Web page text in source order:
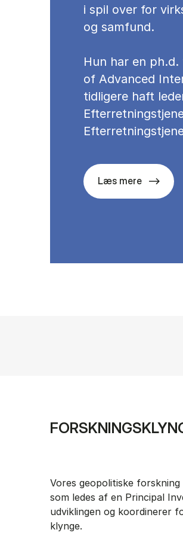
i spil over for
og samfund.
Hun har en
of Advanced
tidligere haft
Læs mere
Vores geopolitiske
som ledes af en Principal
udviklingen og koordinerer
klynge.